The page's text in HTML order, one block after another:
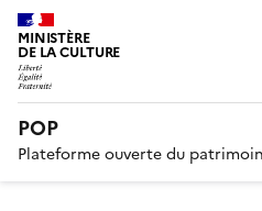
MINISTÈRE
DE LA CULTURE
POP
Plateforme ouverte du